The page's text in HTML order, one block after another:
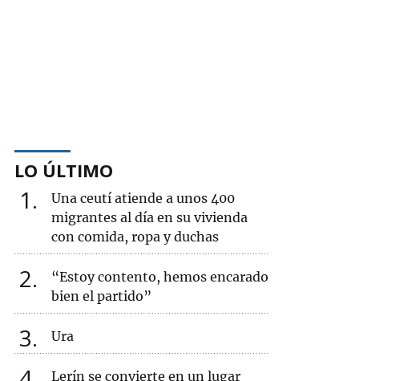
LO ÚLTIMO
1
Una ceutí atiende a unos 400
migrantes al día en su vivienda
con comida, ropa y duchas
2
“Estoy contento, hemos encarado
bien el partido”
3 Ura
Lerín se convierte en un lugar